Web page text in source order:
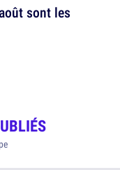
sont les